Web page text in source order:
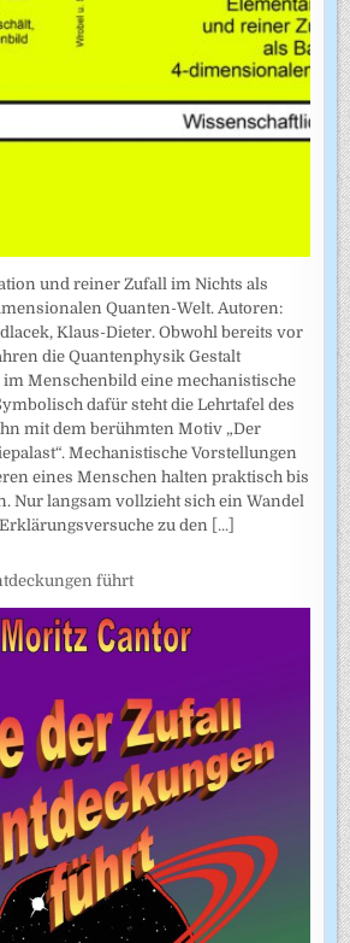
und reiner Zufall im Nichts als
Quanten-Welt. Autoren:
Klaus-Dieter. Obwohl bereits vor
die Quantenphysik Gestalt
im Menschenbild eine mechanistische
dafür steht die Lehrtafel des
mit dem berühmten Motiv „Der
Mechanistische Vorstellungen
eines Menschen halten praktisch bis
Nur langsam vollzieht sich ein Wandel
zu den [...]
führt